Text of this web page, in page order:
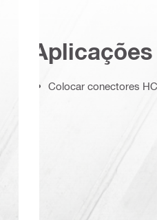
Aplicações
Colocar conectores